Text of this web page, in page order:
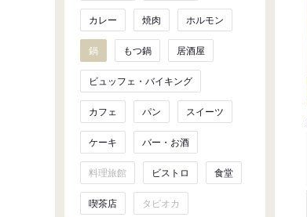
カレー 焼肉 ホルモン
鍋 もつ鍋 居酒屋
ビュッフェ・バイキング
カフェ パン スイーツ
ケーキ バー・お酒
料理旅館 ビストロ 食堂
喫茶店 タピオカ